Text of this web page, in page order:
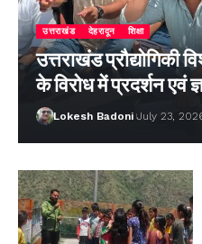
उत्तराखंड देहरादून शिक्षा
उत्तराखंड प्रौद्योगिकी
के विरोध में प्रदर्शन एवं
Lokesh Badoni July 23,